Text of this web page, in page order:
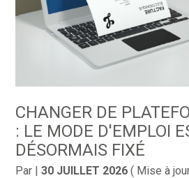
CHANGER DE
: LE MODE D'EMPLOI
DÉSORMAIS FIXÉ
Par |30 JUILLET 2026 ( Mise à